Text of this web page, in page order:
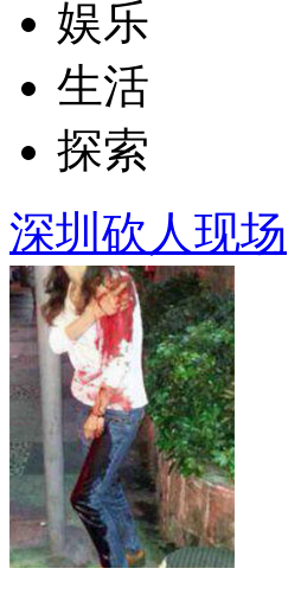
娱乐
生活
探索
深圳砍人现场